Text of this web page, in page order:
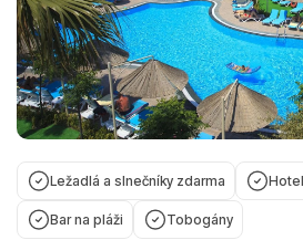
Ležadlá a slnečníky zdarma
Bar na pláži Tobogány